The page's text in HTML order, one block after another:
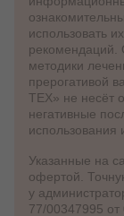
использовать
рекомендаций.
методики
прерогативой
ТЕХ» не несёт
негативные
Указанные на
офертой.
у
77/00347995 от